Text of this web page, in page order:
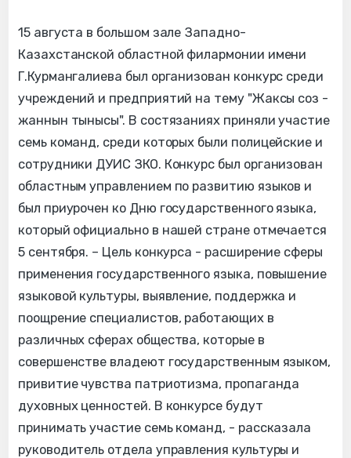
15 августа в большом зале Западно-
Казахстанской областной филармонии имени
Г.Курмангалиева был организован конкурс среди
учреждений и предприятий на тему "Жаксы соз -
жаннын тынысы". В состязаниях приняли участие
семь команд, среди которых были полицейские и
сотрудники ДУИС ЗКО. Конкурс был организован
областным управлением по развитию языков и
был приурочен ко Дню государственного языка,
который официально в нашей стране отмечается
5 сентября. – Цель конкурса - расширение сферы
применения государственного языка, повышение
языковой культуры, выявление, поддержка и
поощрение специалистов, работающих в
различных сферах общества, которые в
совершенстве владеют государственным языком,
привитие чувства патриотизма, пропаганда
духовных ценностей. В конкурсе будут
принимать участие семь команд, - рассказала
руководитель отдела управления культуры и